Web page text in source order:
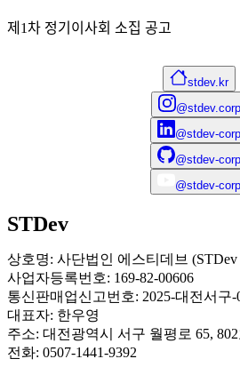
제1차 정기이사회 소집 공고
stdev.kr
@stdev.corp
@stdev-corp
@stdev-corp
@stdev-corp
STDev
상호명: 사단법인 에스티데브 (STDev
사업자등록번호: 169-82-00606
통신판매업신고번호: 2025-대전서구-
대표자: 한우영
주소: 대전광역시 서구 월평로 65,
전화: 0507-1441-9392